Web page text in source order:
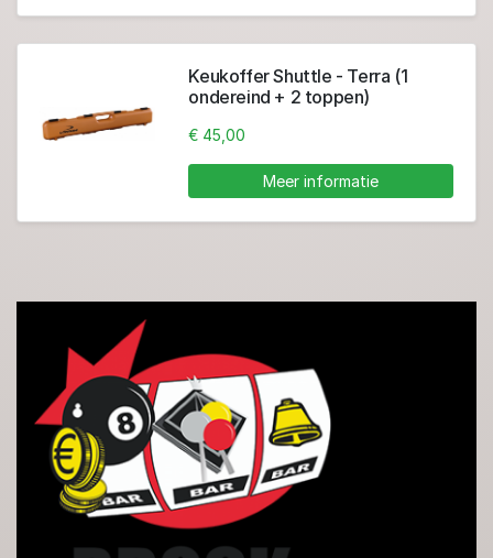
Keukoffer Shuttle - Terra (1
ondereind + 2 toppen)
€ 45,00
Meer informatie